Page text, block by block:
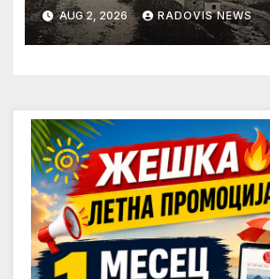
AUG 2, 2026 RADOVIS NEWS